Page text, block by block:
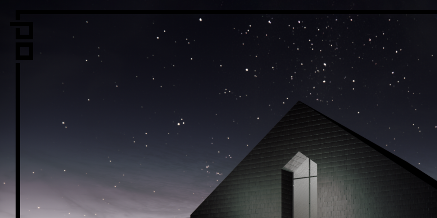
Vi er LPO
Folk
Vår metode
Vår organisering
Vår historie
Hva vi gjør
Prosjekter
Nyheter
Kontakt
LPO Familien
LPO Oslo
LPO Lillehammer
LPO Svalbard
LPO Bergen
LOF